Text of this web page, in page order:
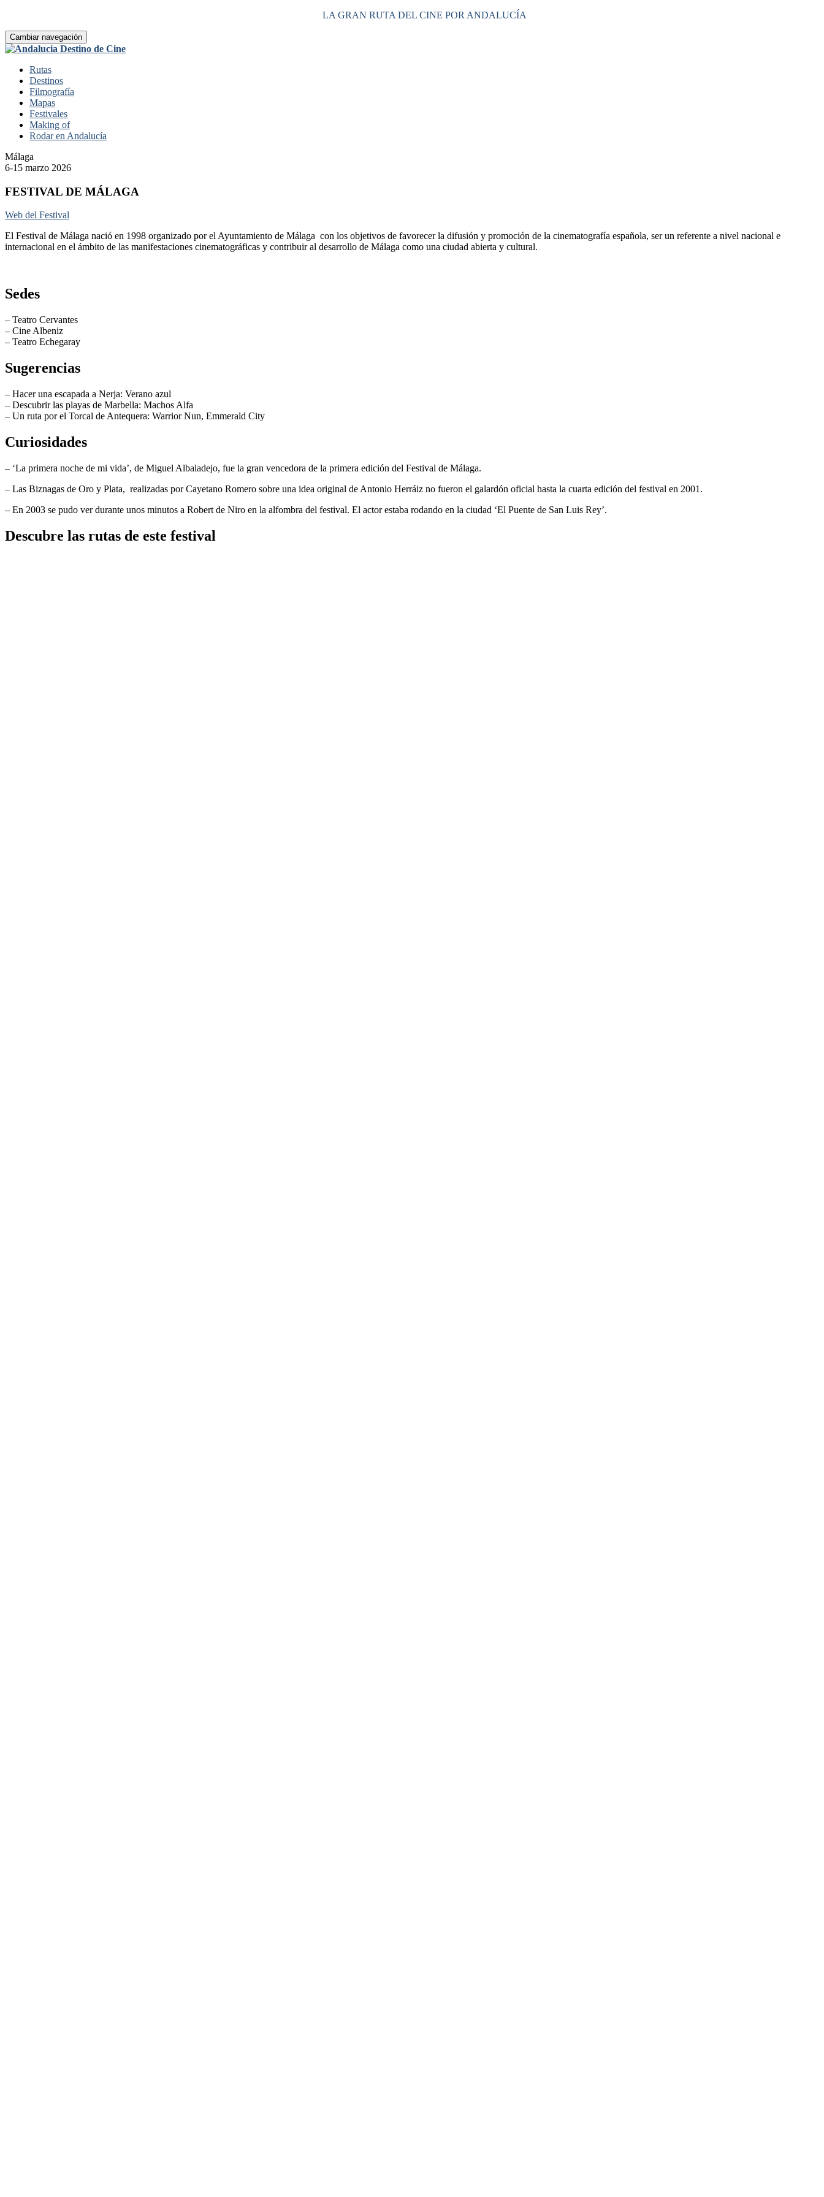
LA GRAN RUTA DEL CINE POR ANDALUCÍA
Cambiar navegación
Rutas
Destinos
Filmografía
Mapas
Festivales
Making of
Rodar en Andalucía
Málaga
6-15 marzo 2026
FESTIVAL DE MÁLAGA
Web del Festival
El Festival de Málaga nació en 1998 organizado por el Ayuntamiento de Málaga con los objetivos de favorecer la difusión y promoción de la cinematografía española, ser un referente a nivel nacional e
internacional en el ámbito de las manifestaciones cinematográficas y contribuir al desarrollo de Málaga como una ciudad abierta y cultural.
Sedes
– Teatro Cervantes
– Cine Albeniz
– Teatro Echegaray
Sugerencias
– Hacer una escapada a Nerja: Verano azul
– Descubrir las playas de Marbella: Machos Alfa
– Un ruta por el Torcal de Antequera: Warrior Nun, Emmerald City
Curiosidades
– ‘La primera noche de mi vida’, de Miguel Albaladejo, fue la gran vencedora de la primera edición del Festival de Málaga.
– Las Biznagas de Oro y Plata, realizadas por Cayetano Romero sobre una idea original de Antonio Herráiz no fueron el galardón oficial hasta la cuarta edición del festival en 2001.
– En 2003 se pudo ver durante unos minutos a Robert de Niro en la alfombra del festival. El actor estaba rodando en la ciudad ‘El Puente de San Luis Rey’.
Descubre las rutas de este festival